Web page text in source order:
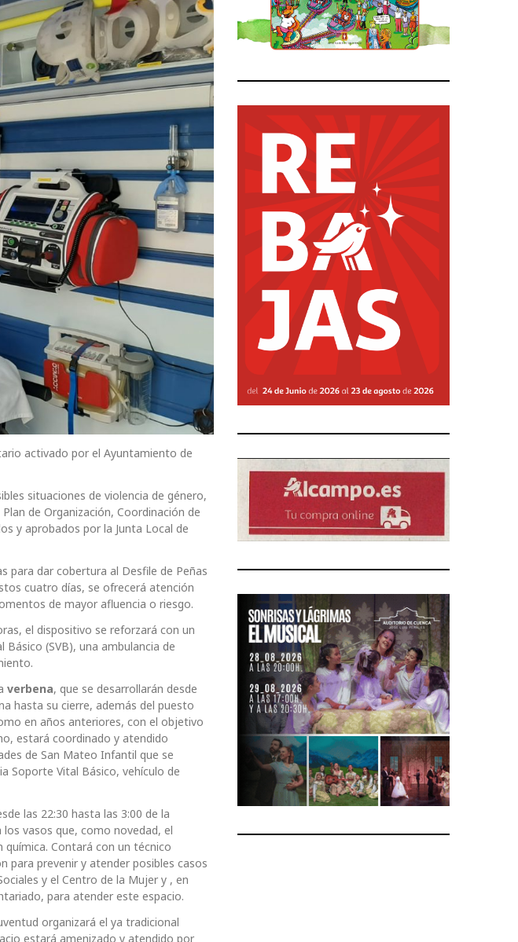
activado por el Ayuntamiento de
situaciones de violencia de género,
de Organización, Coordinación de
y aprobados por la Junta Local de
para dar cobertura al Desfile de Peñas
cuatro días, se ofrecerá atención
de mayor afluencia o riesgo.
el dispositivo se reforzará con un
(SVB), una ambulancia de
verbena, que se desarrollarán desde
hasta su cierre, además del puesto
en años anteriores, con el objetivo
estará coordinado y atendido
de San Mateo Infantil que se
Soporte Vital Básico, vehículo de
las 22:30 hasta las 3:00 de la
vasos que, como novedad, el
Contará con un técnico
para prevenir y atender posibles casos
y el Centro de la Mujer y , en
para atender este espacio.
organizará el ya tradicional
estará amenizado y atendido por